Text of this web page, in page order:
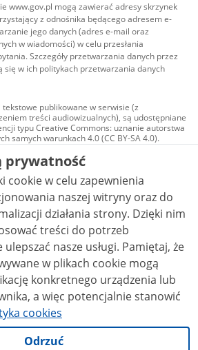
www.gov.pl mogą zawierać adresy skrzynek
z odnośnika będącego adresem e-
jego danych (adres e-mail oraz
w wiadomości) w celu przesłania
Szczegóły przetwarzania danych przez
się w ich politykach przetwarzania danych
tekstowe publikowane w serwisie (z
treści audiowizualnych), są udostępniane
typu Creative Commons: uznanie autorstwa
samych warunkach 4.0 (CC BY-SA 4.0).
audiowizualne, w tym zdjęcia, materiały
wideo, są udostępniane na licencji typu
Commons: uznanie autorstwa użycie
- bez utworów zależnych 4.0 (CC BY-
4.0), o ile nie jest to stwierdzone inaczej.
prywatność
cookie w celu zapewnienia
naszej witryny oraz do
działania strony. Dzięki nim
treści do potrzeb
nasze usługi. Pamiętaj, że
w plikach cookie mogą
konkretnego urządzenia lub
a więc potencjalnie stanowić
cookies
Odrzuć